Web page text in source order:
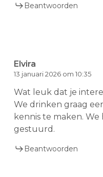
Beantwoorden
Elvira
13 januari 2026 om 10:35
Wat leuk dat je
We drinken graag
kennis te maken. We
gestuurd.
Beantwoorden